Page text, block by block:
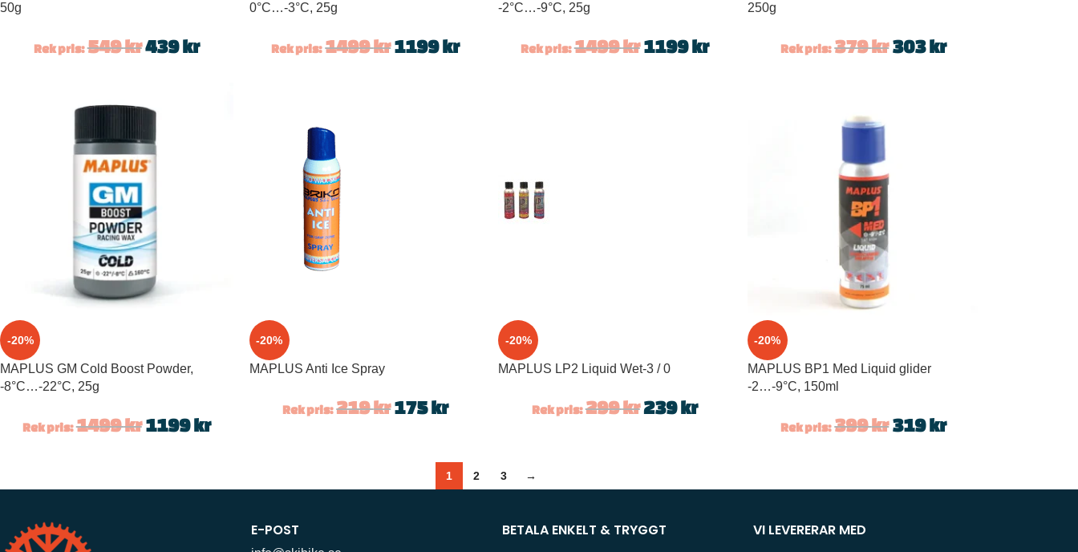
50g
Rek pris: 549kr439kr
0°C…-3°C, 25g
Rek pris: 1499kr1199kr
-2°C…-9°C, 25g
Rek pris: 1499kr 1199kr
250g
Rek pris: 379kr303kr
-20%
MAPLUS GM Cold Boost Powder,
-8°C…-22°C, 25g
Rek pris: 1499kr 1199kr
-20%
MAPLUS Anti Ice Spray
Rek pris: 219kr175kr
-20%
MAPLUS LP2 Liquid Wet-3 / 0
Rek pris: 299kr239kr
-20%
MAPLUS BP1 Med Liquid glider
-2…-9°C, 150ml
Rek pris: 399kr319kr
1 2 3 →
E-POST BETALA ENKELT & TRYGGT VI LEVERERAR MED